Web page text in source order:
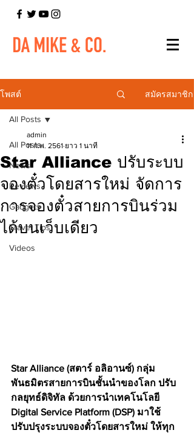
โพสต์ สมัครสมาชิก
All Posts
News
Reviews
Gadgets
Travel Tips
Videos
All Posts
Star Alliance ปรับระบบ
จองตั๋วโดยสารใหม่ จัดการ
การจองตั๋วสายการบินร่วม
ได้บนเว็บเดียว
admin
11 ก.พ. 2561 ยาว 1 นาที
Star Alliance (สตาร์ อลิอานซ์) กลุ่ม
พันธมิตรสายการบินชั้นนำของโลก ปรับ
กลยุทธ์ดิจิทัล ด้วยการนำเทคโนโลยี
Digital Service Platform (DSP) มาใช้
ปรับปรุงระบบจองตั๋วโดยสารใหม่ ให้ทุก